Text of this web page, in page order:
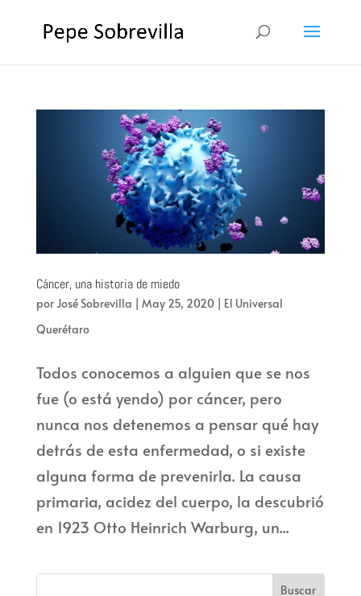
Cáncer, una historia de miedo
porJosé Sobrevilla May 25, 2020| El Universal
Querétaro
Todos conocemos a alguien que se nos
fue (o está yendo) por cáncer, pero
nunca nos detenemos a pensar qué hay
detrás de esta enfermedad, o si existe
alguna forma de prevenirla. La causa
primaria, acidez del cuerpo, la descubrió
en 1923 Otto Heinrich Warburg, un...